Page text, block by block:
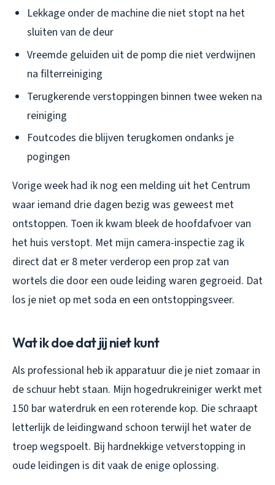
Lekkage onder de machine die niet stopt na het
sluiten van de deur
Vreemde geluiden uit de pomp die niet verdwijnen
na filterreiniging
Terugkerende verstoppingen binnen twee weken na
reiniging
Foutcodes die blijven terugkomen ondanks je
pogingen
Vorige week had ik nog een melding uit het Centrum
waar iemand drie dagen bezig was geweest met
ontstoppen. Toen ik kwam bleek de hoofdafvoer van
het huis verstopt. Met mijn camera-inspectie zag ik
direct dat er 8 meter verderop een prop zat van
wortels die door een oude leiding waren gegroeid. Dat
los je niet op met soda en een ontstoppingsveer.
Wat ik doe dat jij niet kunt
Als professional heb ik apparatuur die je niet zomaar in
de schuur hebt staan. Mijn hogedrukreiniger werkt met
150 bar waterdruk en een roterende kop. Die schraapt
letterlijk de leidingwand schoon terwijl het water de
troep wegspoelt. Bij hardnekkige vetverstopping in
oude leidingen is dit vaak de enige oplossing.